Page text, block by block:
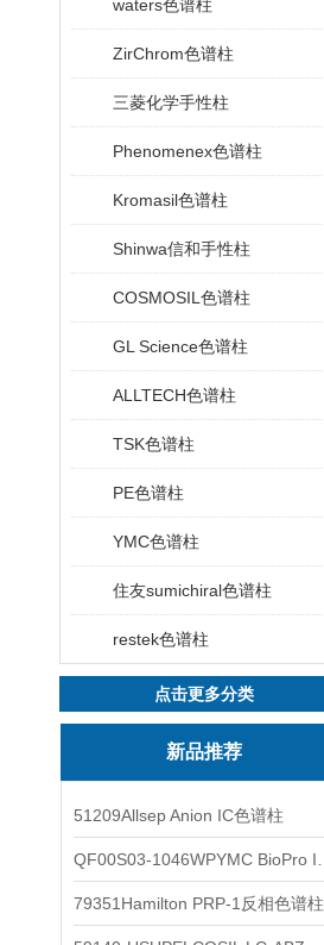
waters色谱柱
ZirChrom色谱柱
三菱化学手性柱
Phenomenex色谱柱
Kromasil色谱柱
Shinwa信和手性柱
COSMOSIL色谱柱
GL Science色谱柱
ALLTECH色谱柱
TSK色谱柱
PE色谱柱
YMC色谱柱
住友sumichiral色谱柱
restek色谱柱
点击更多分类
新品推荐
51209Allsep Anion IC色谱柱
79351Hamilton PRP-1反相色谱柱